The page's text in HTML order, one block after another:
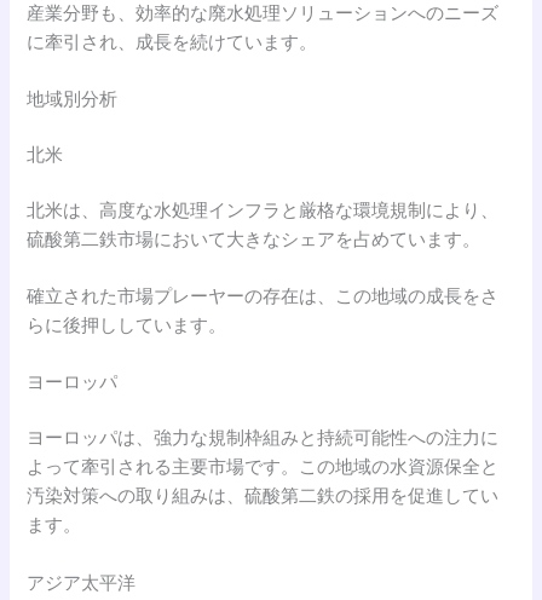
産業分野も、効率的な廃水処理ソリューションへのニーズ
に牽引され、成長を続けています。
地域別分析
北米
北米は、高度な水処理インフラと厳格な環境規制により、
硫酸第二鉄市場において大きなシェアを占めています。
確立された市場プレーヤーの存在は、この地域の成長をさ
らに後押ししています。
ヨーロッパ
ヨーロッパは、強力な規制枠組みと持続可能性への注力に
よって牽引される主要市場です。この地域の水資源保全と
汚染対策への取り組みは、硫酸第二鉄の採用を促進してい
ます。
アジア太平洋